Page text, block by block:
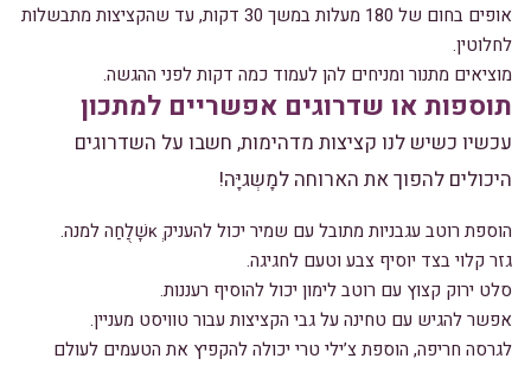
אופים בחום של 180 מעלות במשך 30 דקות, עד שהקציצות מתבשלות
לחלוטין.
מוציאים מתנור ומניחים להן לעמוד כמה דקות לפני ההגשה.
תוספות או שדרוגים אפשריים למתכון
עכשיו כשיש לנו קציצות מדהימות, חשבו על השדרוגים
היכולים להפוך את הארוחה למָשְגיָּה!
הוספת רוטב עגבניות מתובל עם שמיר יכול להעניק κְשָׁלַֻחַה למנה.
גזר קלוי בצד יוסיף צבע וטעם לחגיגה.
סלט ירוק קצוץ עם רוטב לימון יכול להוסיף רעננות.
אפשר להגיש עם טחינה על גבי הקציצות עבור טוויסט מעניין.
לגרסה חריפה, הוספת צ’ילי טרי יכולה להקפיץ את הטעמים לעולם